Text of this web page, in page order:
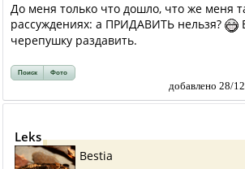
До меня только что дошло, что же меня
рассуждениях: а ПРИДАВИТЬ нельзя?
черепушку раздавить.
Поиск Фото
добавлено 28/
Leks
Bestia